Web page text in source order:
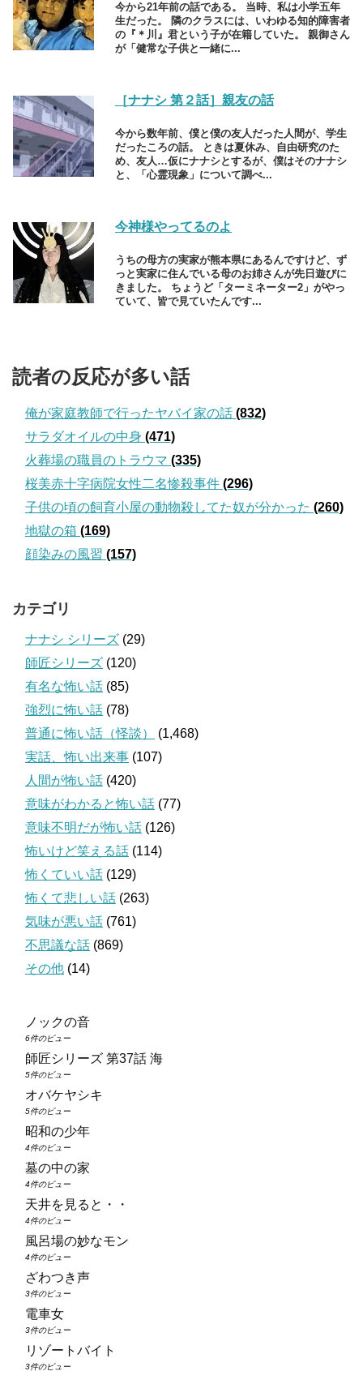
今から21年前の話である。 当時、私は小学五年
生だった。 隣のクラスには、いわゆる知的障害者
の『＊川』君という子が在籍していた。 親御さん
が「健常な子供と一緒に...
［ナナシ 第２話］親友の話
今から数年前、僕と僕の友人だった人間が、学生
だったころの話。 ときは夏休み、自由研究のた
め、友人…仮にナナシとするが、僕はそのナナシ
と、「心霊現象」について調べ...
今神様やってるのよ
うちの母方の実家が熊本県にあるんですけど、ず
っと実家に住んでいる母のお姉さんが先日遊びに
きました。 ちょうど「ターミネーター2」がやっ
ていて、皆で見ていたんです...
読者の反応が多い話
俺が家庭教師で行ったヤバイ家の話 (832)
サラダオイルの中身 (471)
火葬場の職員のトラウマ (335)
桜美赤十字病院女性二名惨殺事件 (296)
子供の頃の飼育小屋の動物殺してた奴が分かった (260)
地獄の箱 (169)
顔染みの風習 (157)
カテゴリ
ナナシ シリーズ (29)
師匠シリーズ (120)
有名な怖い話 (85)
強烈に怖い話 (78)
普通に怖い話（怪談）
(1,468)
実話、怖い出来事 (107)
人間が怖い話 (420)
意味がわかると怖い話 (77)
意味不明だが怖い話 (126)
怖いけど笑える話 (114)
怖くていい話 (129)
怖くて悲しい話 (263)
気味が悪い話 (761)
不思議な話 (869)
その他 (14)
ノックの音
6件のビュー
師匠シリーズ 第37話 海
5件のビュー
オバケヤシキ
5件のビュー
昭和の少年
4件のビュー
墓の中の家
4件のビュー
天井を見ると・・
4件のビュー
風呂場の妙なモン
4件のビュー
ざわつき声
3件のビュー
電車女
3件のビュー
リゾートバイト
3件のビュー